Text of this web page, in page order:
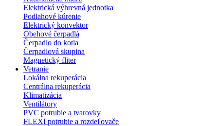
Elektrická výhrevná jednotka
Podlahové kúrenie
Elektrický konvektor
Obehové čerpadlá
Čerpadlo do kotla
Čerpadlová skupina
Magnetický fliter
Vetranie
Lokálna rekuperácia
Centrálna rekuperácia
Klimatizácia
Ventilátory
PVC potrubie a tvarovky
FLEXI potrubie a rozdeľovače